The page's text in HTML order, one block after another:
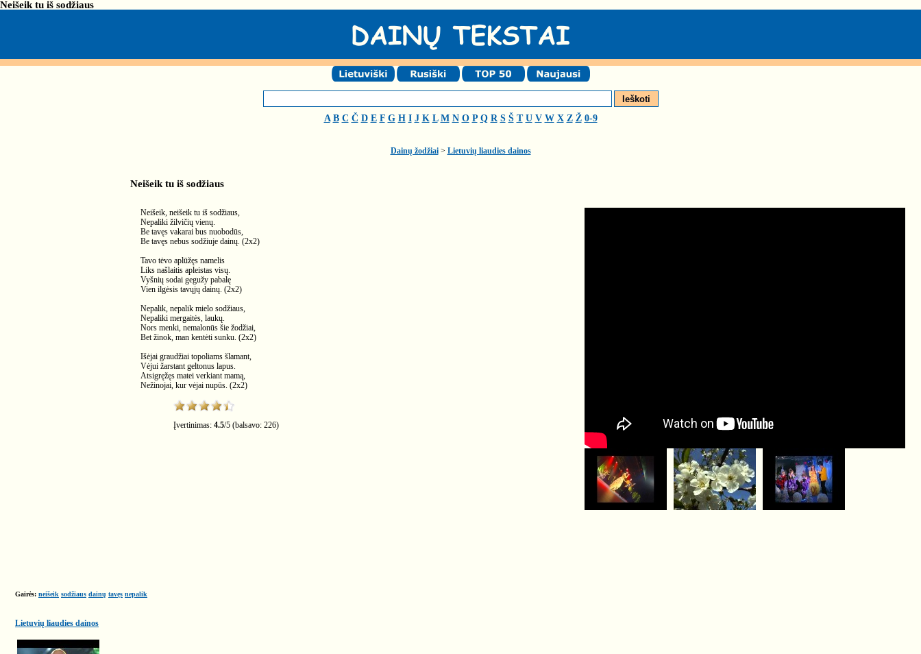
Neišeik tu iš sodžiaus
A B C Č D E F G H I J K L M N O P Q R S Š T U V W X Z Ž 0-9
Dainų žodžiai> Lietuvių liaudies dainos
Neišeik tu iš sodžiaus
Neišeik, neišeik tu iš sodžiaus,
Nepaliki žilvičių vienų.
Be tavęs vakarai bus nuobodūs,
Be tavęs nebus sodžiuje dainų. (2x2)
Tavo tėvo aplūžęs namelis
Liks našlaitis apleistas visų.
Vyšnių sodai gegužy pabalę
Vien ilgėsis tavųjų dainų. (2x2)
Nepalik, nepalik mielo sodžiaus,
Nepaliki mergaitės, laukų.
Nors menki, nemalonūs šie žodžiai,
Bet žinok, man kentėti sunku. (2x2)
Išėjai graudžiai topoliams šlamant,
Vėjui žarstant geltonus lapus.
Atsigręžęs matei verkiant mamą,
Nežinojai, kur vėjai nupūs. (2x2)
Įvertinimas: 4.5/5 (balsavo: 226)
Gairės: neišeik sodžiaus dainų tavęs nepalik
Lietuvių liaudies dainos